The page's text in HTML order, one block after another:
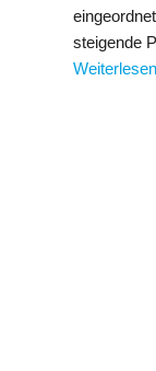
steigende
Weiterlesen